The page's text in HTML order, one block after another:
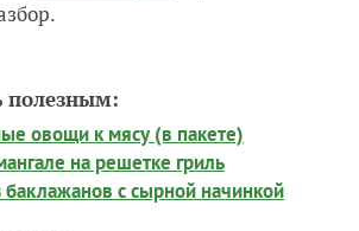
полезным:
овощи к мясу (в пакете)
на решетке гриль
с сырной начинкой